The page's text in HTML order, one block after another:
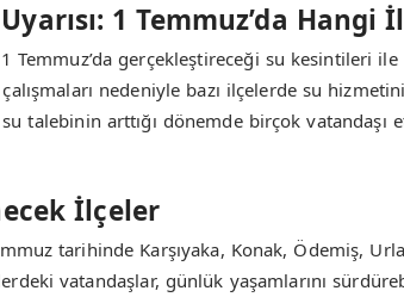
1 Temmuz’da Hangi
Temmuz’da gerçekleştireceği su kesintileri
çalışmaları nedeniyle bazı ilçelerde su
talebinin arttığı dönemde birçok vatandaşı
İlçeler
tarihinde Karşıyaka, Konak, Ödemiş,
vatandaşlar, günlük yaşamlarını